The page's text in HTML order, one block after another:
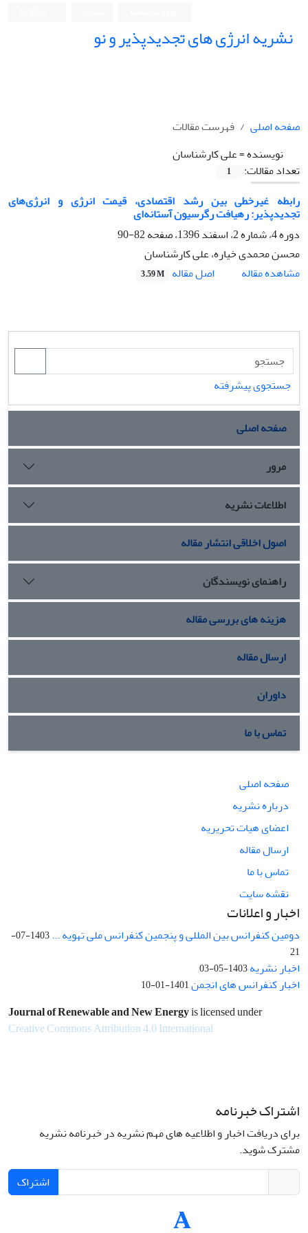
نشریه انرژی های تجدیدپذیر و نو
صفحه اصلی
فهرست مقالات
نویسنده =علی کارشناسان
تعداد مقالات:
1
رابطه غیرخطی بین رشد اقتصادی، قیمت انرژی و انرژی‌های
تجدید‌پذیر: رهیافت رگرسیون آستانه‌ای
دوره 4، شماره 2، اسفند 1396، صفحه
82-90
محسن محمدی خیاره، علی کارشناسان
مشاهده مقاله
اصل مقاله 3.59 M
جستجوی پیشرفته
صفحه اصلی
مرور
اطلاعات نشریه
اصول اخلاقی انتشار مقاله
راهنمای نویسندگان
هزینه های بررسی مقاله
ارسال مقاله
داوران
تماس با ما
صفحه اصلی
درباره نشریه
اعضای هیات تحریریه
ارسال مقاله
تماس با ما
نقشه سایت
اخبار و اعلانات
دومین کنفرانس بین المللی و پنجمین کنفرانس ملی تهویه ...
1403-07-
21
اخبار نشریه1403-05-03
اخبار کنفرانس های انجمن1401-01-10
Journal of Renewable and New Energyis licensed under
Creative Commons Attribution 4.0 International
اشتراک خبرنامه
برای دریافت اخبار و اطلاعیه های مهم نشریه در خبرنامه نشریه
مشترک شوید.
اشتراک